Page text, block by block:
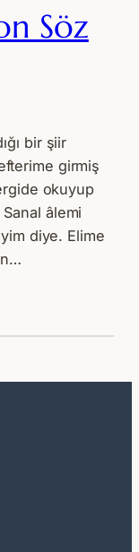
Söz
bir şiir
girmiş
okuyup
âlemi
diye. Elime